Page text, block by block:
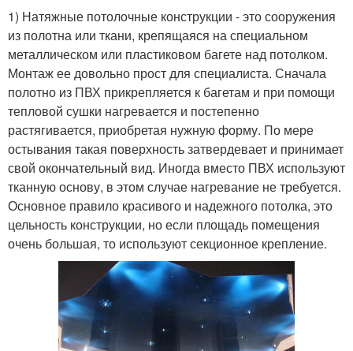
1) Натяжные потолочные конструкции - это сооружения
из полотна или ткани, крепящаяся на специальном
металлическом или пластиковом багете над потолком.
Монтаж ее довольно прост для специалиста. Сначала
полотно из ПВХ прикрепляется к багетам и при помощи
тепловой сушки нагревается и постепенно
растягивается, приобретая нужную форму. По мере
остывания такая поверхность затвердевает и принимает
свой окончательный вид. Иногда вместо ПВХ используют
тканную основу, в этом случае нагревание не требуется.
Основное правило красивого и надежного потолка, это
цельность конструкции, но если площадь помещения
очень большая, то используют секционное крепление.